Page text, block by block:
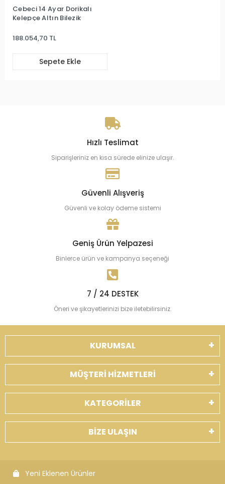
Cebeci 14 Ayar Dorikalı
Kelepçe Altın Bilezik
188.054,70 TL
Sepete Ekle
Hızlı Teslimat
Siparişleriniz en kısa sürede elinize ulaşır.
Güvenli Alışveriş
Güvenli ve kolay ödeme sistemi
Geniş Ürün Yelpazesi
Binlerce ürün ve kampanya seçeneği
7 / 24 DESTEK
Öneri ve şikayetlerinizi bize iletebilirsiniz.
KURUMSAL
MÜŞTERİ HİZMETLERİ
KATEGORİLER
BİZE ULAŞIN
Yeni Eklenen Ürünler